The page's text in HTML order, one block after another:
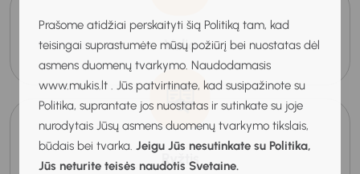
Prašome atidžiai perskaityti šią Politiką tam, kad
teisingai suprastumėte mūsų požiūrį bei nuostatas dėl
asmens duomenų tvarkymo. Naudodamasis
www.mukis.lt . Jūs patvirtinate, kad susipažinote su
Politika, suprantate jos nuostatas ir sutinkate su joje
nurodytais Jūsų asmens duomenų tvarkymo tikslais,
būdais bei tvarka. Jeigu Jūs nesutinkate su Politika,
Jūs neturite teisės naudotis Svetaine.
Valia
Ryžtis